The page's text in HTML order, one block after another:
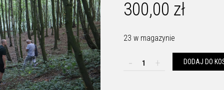
300,00 zł
23 w magazynie
ilość VI FestiwalDODAJ DO